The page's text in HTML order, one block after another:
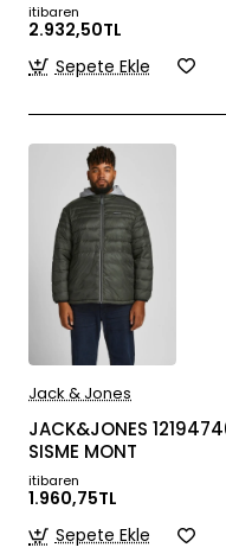
itibaren
2.932,50TL
Sepete Ekle
Jack & Jones
JACK&JONES
SISME MONT
itibaren
1.960,75TL
Sepete Ekle